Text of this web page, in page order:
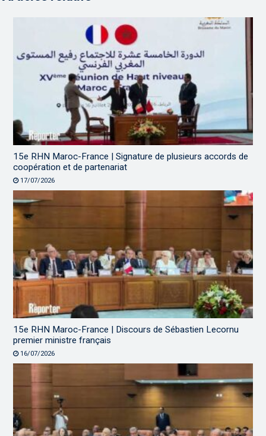
15e RHN Maroc-France | Signature de plusieurs accords de
coopération et de partenariat
17/07/2026
15e RHN Maroc-France | Discours de Sébastien Lecornu
premier ministre français
16/07/2026